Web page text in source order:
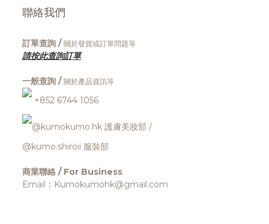
聯絡我們
訂單查詢 / 關於發貨或訂單問題等
請按此查詢訂單
一般查詢 / 關於產品資訊等
+852 6744 1056
@kumokumo.hk 護膚美妝部 /
@kumo.shiroii 服裝部
商業聯絡 / For Business
Email：Kumokumohk@gmail.com